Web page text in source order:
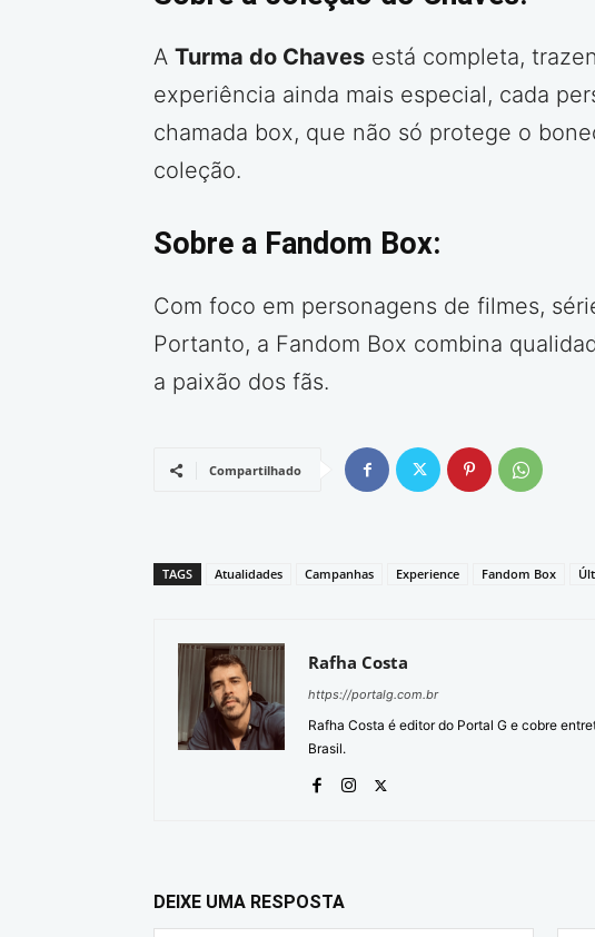
A Turma do Chaves está completa,
experiência ainda mais especial, cada
chamada box, que não só protege o
coleção.
Sobre a Fandom Box:
Com foco em personagens de filmes,
Portanto, a Fandom Box combina
a paixão dos fãs.
Compartilhado
TAGS Atualidades Campanhas Experience Fandom Box
Rafha Costa
https://portalg.com.br
Rafha Costa é editor do Portal G e cobre
Brasil.
DEIXE UMA RESPOSTA